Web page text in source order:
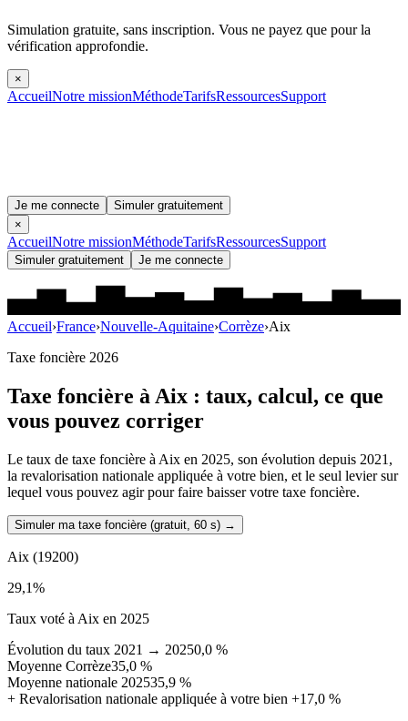
Simulation gratuite, sans inscription. Vous ne payez que pour la
vérification approfondie.
×
AccueilNotre missionMéthodeTarifsRessourcesSupport
Je me connecte
Simuler gratuitement
×
AccueilNotre missionMéthodeTarifsRessourcesSupport
Simuler gratuitement Je me connecte
Accueil›France›Nouvelle-Aquitaine›Corrèze›Aix
Taxe foncière 2026
Taxe foncière àAix : taux, calcul, ce que
vous pouvez corriger
Le taux de taxe foncière à Aix en 2025, son évolution depuis 2021,
la revalorisation nationale appliquée à votre bien, et le seul levier sur
lequel vous pouvez agir pour faire baisser votre taxe foncière.
Simuler ma taxe foncière (gratuit, 60 s) →
Aix (19200)
29,1%
Taux voté à Aix en 2025
Évolution du taux 2021 → 20250,0 %
Moyenne Corrèze35,0 %
Moyenne nationale 202535,9 %
+ Revalorisation nationale appliquée à votre bien +17,0 %